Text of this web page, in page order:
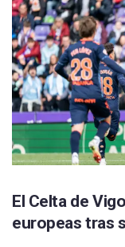
El Celta de
europeas tras